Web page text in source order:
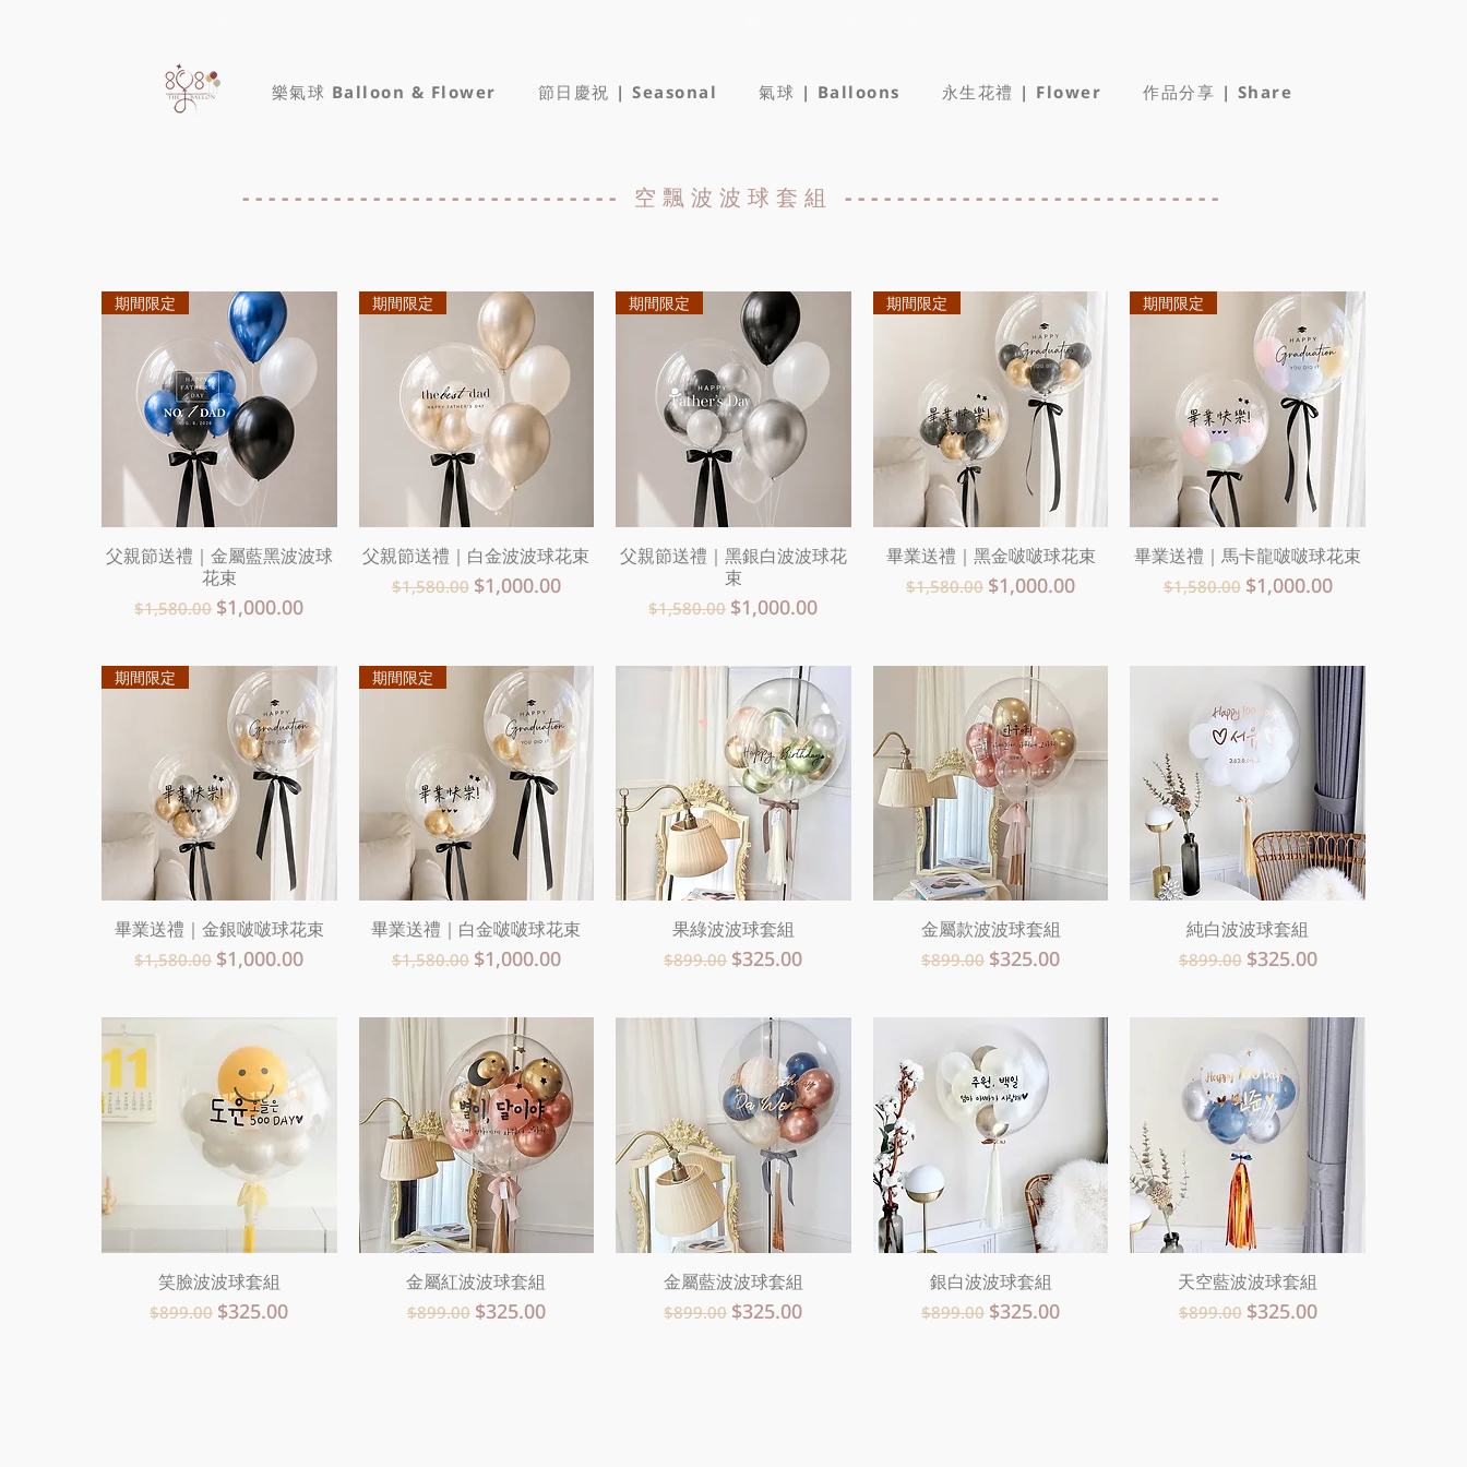
樂氣球 Balloon & Flower 節日慶祝 | Seasonal 氣球 | Balloons 永生花禮 | Flower 作品分享 | Share
----------------------------- 空飄波波球套組 -----------------------------
快速瀏覽
期間限定
父親節送禮｜金屬藍黑波波球
花束
一般價格
$1,580.00 促銷價格
$1,000.00
快速瀏覽
期間限定
父親節送禮｜白金波波球花束
一般價格
$1,580.00 促銷價格
$1,000.00
快速瀏覽
期間限定
父親節送禮｜黑銀白波波球花
束
一般價格
$1,580.00 促銷價格
$1,000.00
快速瀏覽
期間限定
畢業送禮｜黑金啵啵球花束
一般價格
$1,580.00 促銷價格
$1,000.00
快速瀏覽
期間限定
畢業送禮｜馬卡龍啵啵球花束
一般價格
$1,580.00 促銷價格
$1,000.00
快速瀏覽
期間限定
畢業送禮｜金銀啵啵球花束
一般價格
$1,580.00 促銷價格
$1,000.00
快速瀏覽
期間限定
畢業送禮｜白金啵啵球花束
一般價格
$1,580.00 促銷價格
$1,000.00
快速瀏覽
果綠波波球套組
一般價格
$899.00 促銷價格
$325.00
快速瀏覽
金屬款波波球套組
一般價格
$899.00 促銷價格
$325.00
快速瀏覽
純白波波球套組
一般價格
$899.00 促銷價格
$325.00
快速瀏覽
笑臉波波球套組
一般價格
$899.00 促銷價格
$325.00
快速瀏覽
金屬紅波波球套組
一般價格
$899.00 促銷價格
$325.00
快速瀏覽
金屬藍波波球套組
一般價格
$899.00 促銷價格
$325.00
快速瀏覽
銀白波波球套組
一般價格
$899.00 促銷價格
$325.00
快速瀏覽
天空藍波波球套組
一般價格
$899.00 促銷價格
$325.00